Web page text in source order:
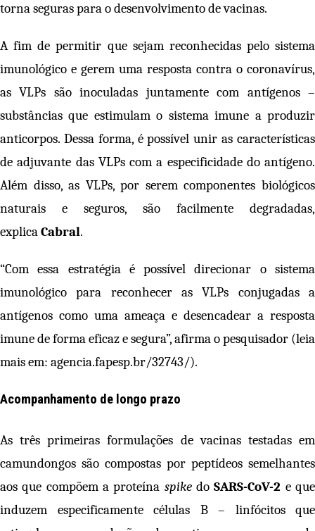
torna seguras para o desenvolvimento de vacinas.
A fim de permitir que sejam reconhecidas pelo sistema
imunológico e gerem uma resposta contra o coronavírus,
as VLPs são inoculadas juntamente com antígenos –
substâncias que estimulam o sistema imune a produzir
anticorpos. Dessa forma, é possível unir as características
de adjuvante das VLPs com a especificidade do antígeno.
Além disso, as VLPs, por serem componentes biológicos
naturais e seguros, são facilmente degradadas,
explicaCabral.
“Com essa estratégia é possível direcionar o sistema
imunológico para reconhecer as VLPs conjugadas a
antígenos como uma ameaça e desencadear a resposta
imune de forma eficaz e segura”, afirma o pesquisador (leia
mais em: agencia.fapesp.br/32743/).
Acompanhamento de longo prazo
As três primeiras formulações de vacinas testadas em
camundongos são compostas por peptídeos semelhantes
aos que compõem a proteína spikedoSARS-CoV-2 e que
induzem especificamente células B – linfócitos que